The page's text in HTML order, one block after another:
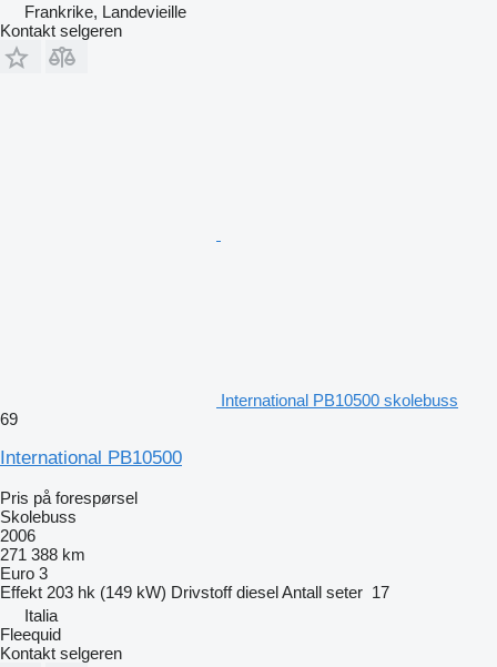
Frankrike, Landevieille
Kontakt selgeren
International PB10500 skolebuss
69
International PB10500
Pris på forespørsel
Skolebuss
2006
271 388 km
Euro 3
Effekt 203 hk (149 kW) Drivstoff dieselAntall seter 17
Italia
Fleequid
Kontakt selgeren